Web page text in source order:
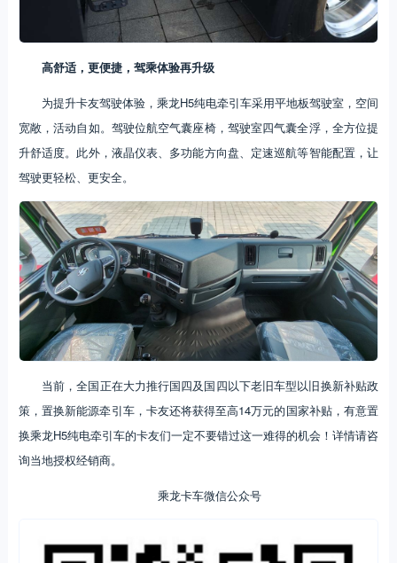
高舒适，更便捷，驾乘体验再升级
为提升卡友驾驶体验，乘龙H5纯电牵引车采用平地板驾驶室，空间
宽敞，活动自如。驾驶位航空气囊座椅，驾驶室四气囊全浮，全方位提
升舒适度。此外，液晶仪表、多功能方向盘、定速巡航等智能配置，让
驾驶更轻松、更安全。
当前，全国正在大力推行国四及国四以下老旧车型以旧换新补贴政
策，置换新能源牵引车，卡友还将获得至高14万元的国家补贴，有意置
换乘龙H5纯电牵引车的卡友们一定不要错过这一难得的机会！详情请咨
询当地授权经销商。
乘龙卡车微信公众号